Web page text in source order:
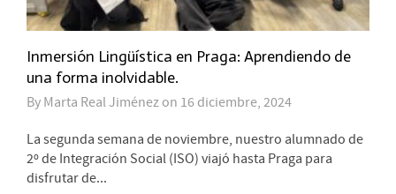
Inmersión Lingüística en Praga: Aprendiendo de
una forma inolvidable.
By Marta Real Jiménez on 16 diciembre, 2024
La segunda semana de noviembre, nuestro alumnado de
2º de Integración Social (ISO) viajó hasta Praga para
disfrutar de...